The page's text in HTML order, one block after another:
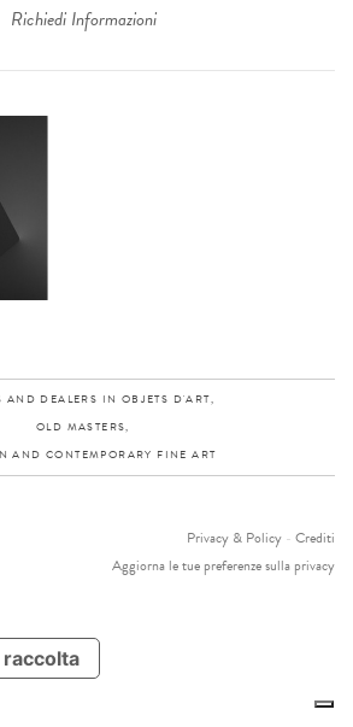
Richiedi Informazioni
AND DEALERS IN OBJETS D'ART,
OLD MASTERS,
AND CONTEMPORARY FINE ART
Privacy & Policy - Crediti
Aggiorna le tue preferenze sulla privacy